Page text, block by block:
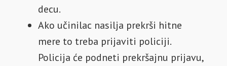
decu.
Ako učinilac nasilja prekrši hitne
mere to treba prijaviti policiji.
Policija će podneti prekršajnu prijavu,